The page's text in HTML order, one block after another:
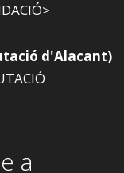
d'Alacant)
a